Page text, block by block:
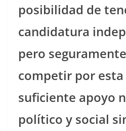
posibilidad de
candidatura
pero
competir por esta
suficiente apoyo
político y social